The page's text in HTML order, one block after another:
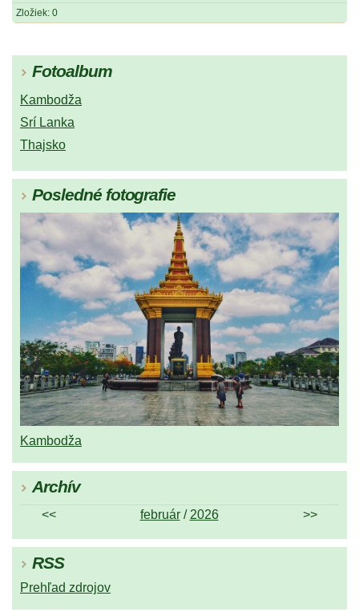
Zložiek: 0
Fotoalbum
Kambodža
Srí Lanka
Thajsko
Posledné fotografie
Kambodža
Archív
<< február/ 2026 >>
RSS
Prehľad zdrojov